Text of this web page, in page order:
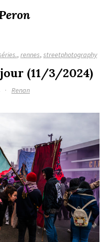
, rennes, streetphotography
(11/3/2024)
· Renan